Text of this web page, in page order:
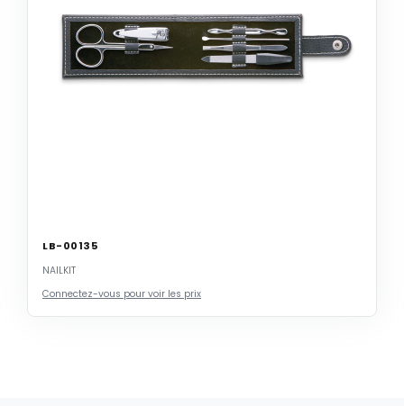
LB-00135
NAILKIT
Connectez-vous pour voir les prix